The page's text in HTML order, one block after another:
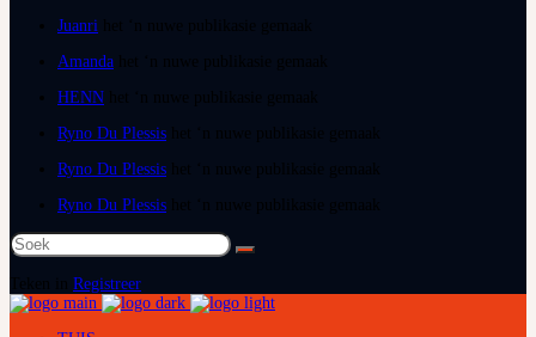
Juanri
Amanda
HENN
Ryno Du Plessis
Ryno Du Plessis
Ryno Du Plessis
Soek
na:
Registreer